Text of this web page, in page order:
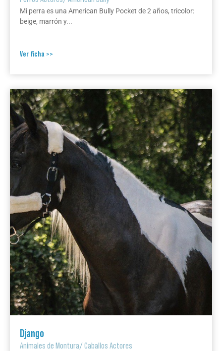
Mi perra es una American Bully Pocket de 2 años, tricolor:
beige, marrón y...
Ver ficha >>
Django
Animales de Montura/Caballos Actores